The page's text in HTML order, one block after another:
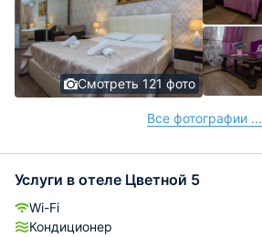
Смотреть 121 фото
Все фотографии ...
Услуги в отеле Цветной 5
Wi-Fi
Кондиционер